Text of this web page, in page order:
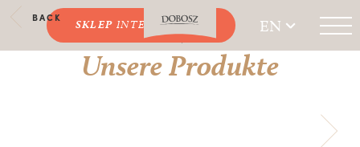
SKLEP INTERNETOWY EN
Unsere Produkte
BACK